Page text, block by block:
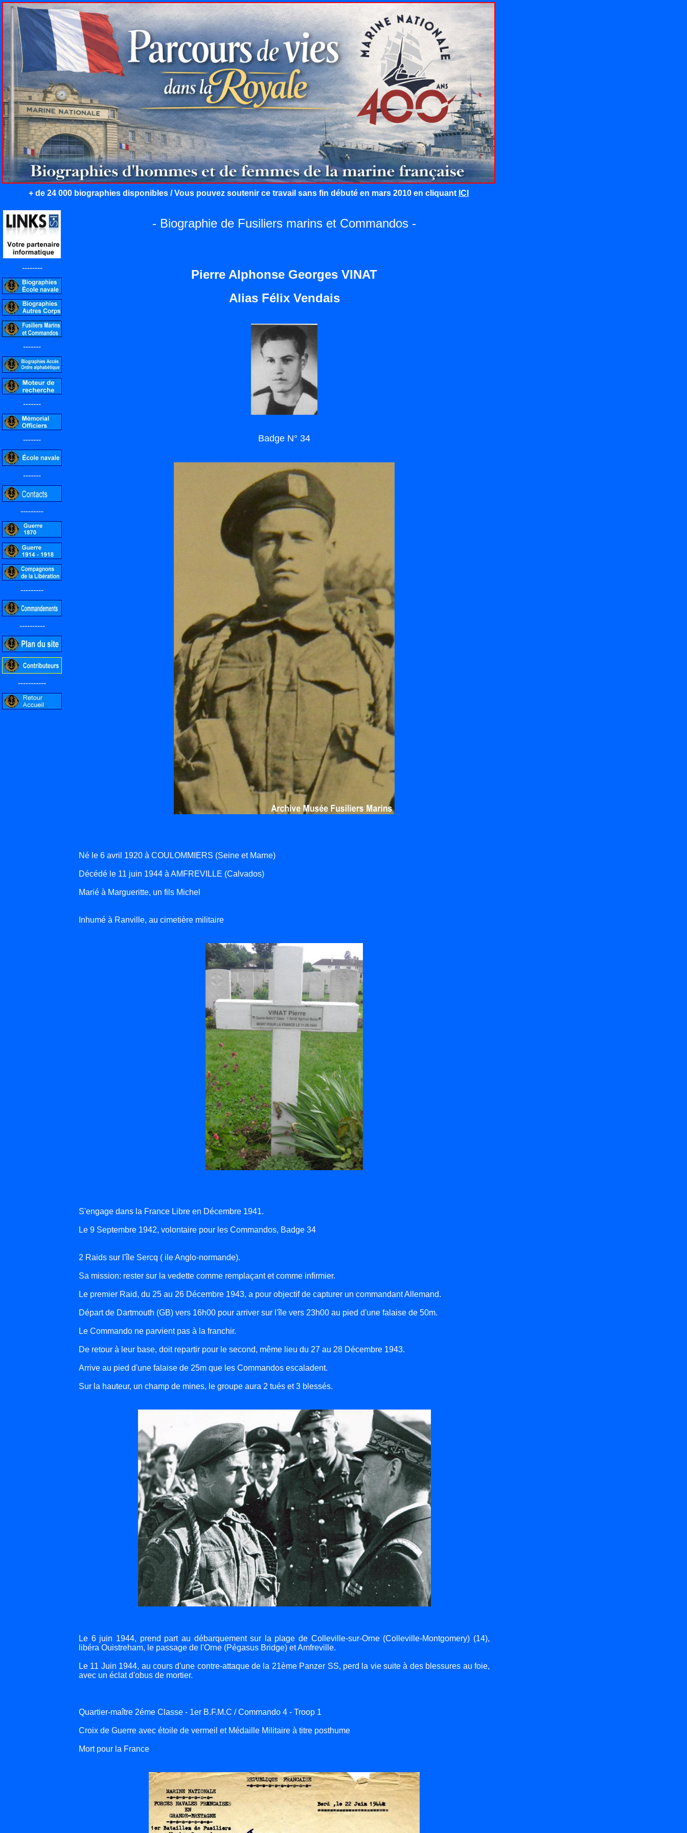
+ de 24 000 biographies disponibles / Vous pouvez soutenir ce travail sans fin débuté en mars 2010 en cliquant ICI
--------
-------
-------
-------
-------
---------
---------
----------
-----------
- Biographie de Fusiliers marins et Commandos -
Pierre Alphonse Georges VINAT
Alias Félix Vendais
Badge N° 34
Né le 6 avril 1920 à COULOMMIERS (Seine et Marne)
Décédé le 11 juin 1944 à AMFREVILLE (Calvados)
Marié à Margueritte, un fils Michel
Inhumé à Ranville, au cimetière militaire
S'engage dans la France Libre en Décembre 1941.
Le 9 Septembre 1942, volontaire pour les Commandos, Badge 34
2 Raids sur l'île Sercq ( ile Anglo-normande).
Sa mission: rester sur la vedette comme remplaçant et comme infirmier.
Le premier Raid, du 25 au 26 Décembre 1943, a pour objectif de capturer un commandant Allemand.
Départ de Dartmouth (GB) vers 16h00 pour arriver sur l'île vers 23h00 au pied d'une falaise de 50m.
Le Commando ne parvient pas à la franchir.
De retour à leur base, doit repartir pour le second, même lieu du 27 au 28 Décembre 1943.
Arrive au pied d'une falaise de 25m que les Commandos escaladent.
Sur la hauteur, un champ de mines, le groupe aura 2 tués et 3 blessés.
Le 6 juin 1944, prend part au débarquement sur la plage de Colleville-sur-Orne (Colleville-Montgomery) (14),
libéra Ouistreham, le passage de l'Orne (Pégasus Bridge) et Amfreville.
Le 11 Juin 1944, au cours d'une contre-attaque de la 21ème Panzer SS, perd la vie suite à des blessures au foie,
avec un éclat d'obus de mortier.
Quartier-maître 2éme Classe - 1er B.F.M.C / Commando 4 - Troop 1
Croix de Guerre avec étoile de vermeil et Médaille Militaire à titre posthume
Mort pour la France